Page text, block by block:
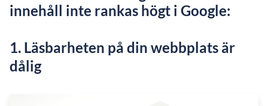
innehåll inte rankas högt i Google:
1. Läsbarheten på din webbplats är
dålig